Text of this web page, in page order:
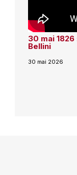
30 mai
Bellini
30 mai 2026